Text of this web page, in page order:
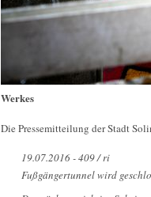
Werkes
Die Pressemitteilung der Stadt
19.07.2016 - 409 / ri
Fußgängertunnel wird